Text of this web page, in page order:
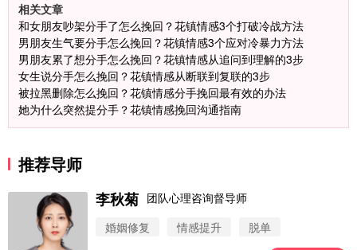
相关文章
和女朋友吵架分手了怎么挽回？花镇情感3个打破冷战方法
男朋友生气要分手怎么挽回？花镇情感3个应对冷暴力方法
男朋友累了想分手怎么挽回？花镇情感从追问到理解的3步
女生说分手怎么挽回？花镇情感从断联到复联的3步
被拉黑删除怎么挽回？花镇情感分手挽回最有效的办法
她为什么突然提分手？花镇情感挽回沟通指南
推荐导师
李秋菊 团队心理咨询督导师
婚姻修复
情感提升 脱单